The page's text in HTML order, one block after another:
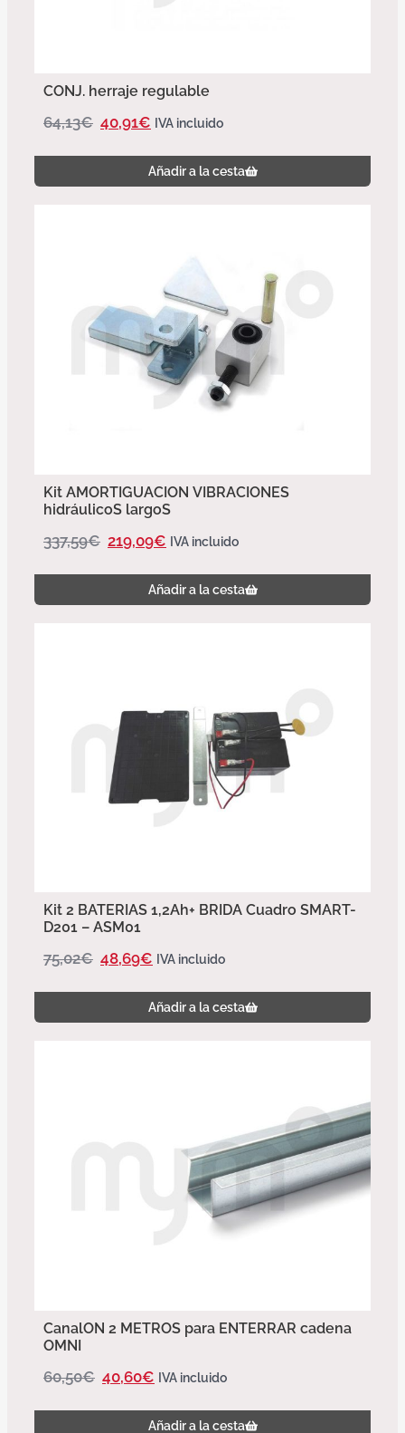
CONJ. herraje regulable
64,13€ 40,91€ IVA incluido
Añadir a la cesta
Kit AMORTIGUACION VIBRACIONES
hidráulicoS largoS
337,59€ 219,09€ IVA incluido
Añadir a la cesta
Kit 2 BATERIAS 1,2Ah+ BRIDA Cuadro SMART-
D201 – ASM01
75,02€ 48,69€ IVA incluido
Añadir a la cesta
CanalON 2 METROS para ENTERRAR cadena
OMNI
60,50€ 40,60€ IVA incluido
Añadir a la cesta